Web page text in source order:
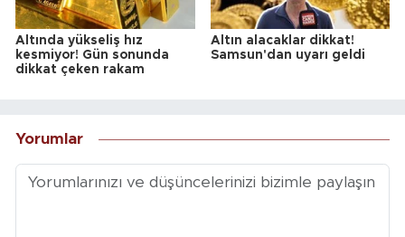
Altında yükseliş hız
kesmiyor! Gün sonunda
dikkat çeken rakam
Altın alacaklar dikkat!
Samsun'dan uyarı geldi
Yorumlar